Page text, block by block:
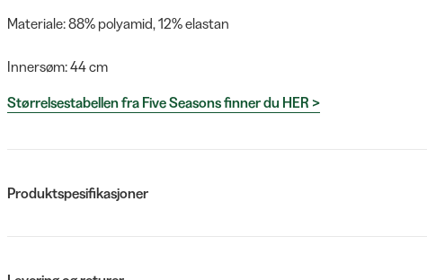
Materiale: 88% polyamid, 12% elastan
Innersøm: 44 cm
Størrelsestabellen fra Five Seasons finner du HER >
Produktspesifikasjoner